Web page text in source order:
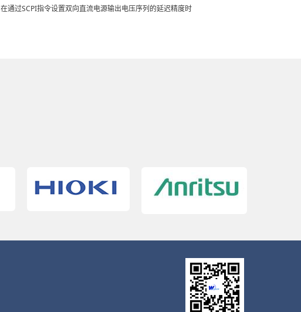
在通过SCPI指令设置双向直流电源输出电压序列的延迟精度时